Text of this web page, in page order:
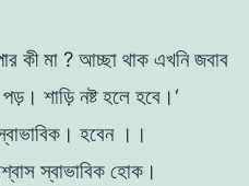
কীমা ? আচ্ছা থাক এখনি জবাব
পড়। শাড়ি নষ্ট হলে হবে । ‘
হবেন ।।
স্বাভাবিক হােক ।